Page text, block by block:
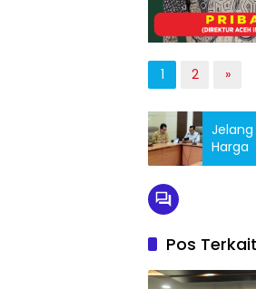
1 2 »
Jelang
Harga
Pos Terkait